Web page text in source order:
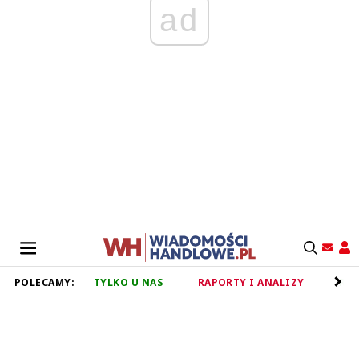
ad
POLECAMY: TYLKO U NAS RAPORTY I ANALIZY